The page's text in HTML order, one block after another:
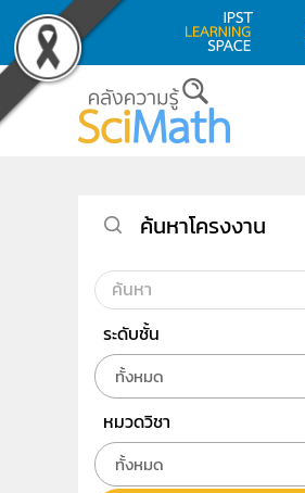
Skip to main content
ค้นหาโครงงาน
ระดับชั้น
ทั้งหมด
หมวดวิชา
ทั้งหมด